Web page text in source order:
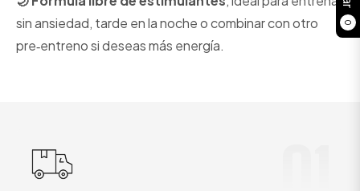
0
sin ansiedad, tarde en la noche o combinar con otro
pre‑entreno si deseas más energía.